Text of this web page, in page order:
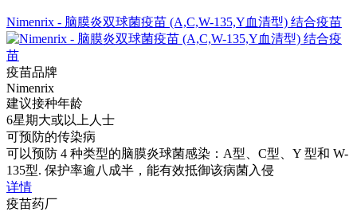
Nimenrix - 脑膜炎双球菌疫苗 (A,C,W-135,Y血清型) 结合疫苗
疫苗品牌
Nimenrix
建议接种年龄
6星期大或以上人士
可预防的传染病
可以预防 4 种类型的脑膜炎球菌感染：A型、C型、Y 型和 W-
135型. 保护率逾八成半，能有效抵御该病菌入侵
详情
疫苗药厂